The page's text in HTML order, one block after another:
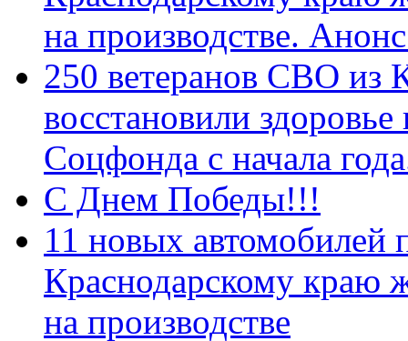
на производстве.
250 ветеранов СВО из
восстановили
Соцфонда с начала
С Днем Победы!!!
11 новых автомобилей
Краснодарскому краю
на производстве